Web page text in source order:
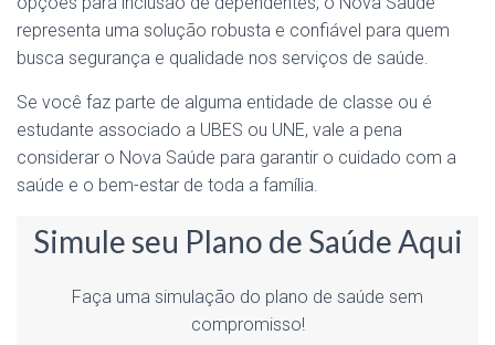
representa uma solução robusta e confiável para quem
busca segurança e qualidade nos serviços de saúde.
Se você faz parte de alguma entidade de classe ou é
estudante associado a UBES ou UNE, vale a pena
considerar o Nova Saúde para garantir o cuidado com a
saúde e o bem-estar de toda a família.
Simule seu Plano de Saúde Aqui
Faça uma simulação do plano de saúde sem
compromisso!